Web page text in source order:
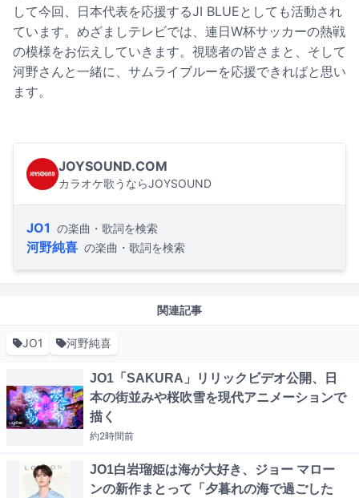
して今回、日本代表を応援するJI BLUEとしても活動され
ています。めざましテレビでは、連日W杯サッカーの熱戦
の模様をお伝えしていきます。視聴者の皆さまと、そして
河野さんと一緒に、サムライブルーを応援できればと思い
ます。
JOYSOUND.COM
カラオケ歌うならJOYSOUND
JO1 の楽曲・歌詞を検索
河野純喜 の楽曲・歌詞を検索
関連記事
JO1 河野純喜
JO1「SAKURA」リリックビデオ公開、日
本の街並みや桜吹雪を現代アニメーションで
描く
約2時間前
JO1白岩瑠姫は海が大好き、ジョー マロー
ンの新作まとって「夕暮れの海で過ごした